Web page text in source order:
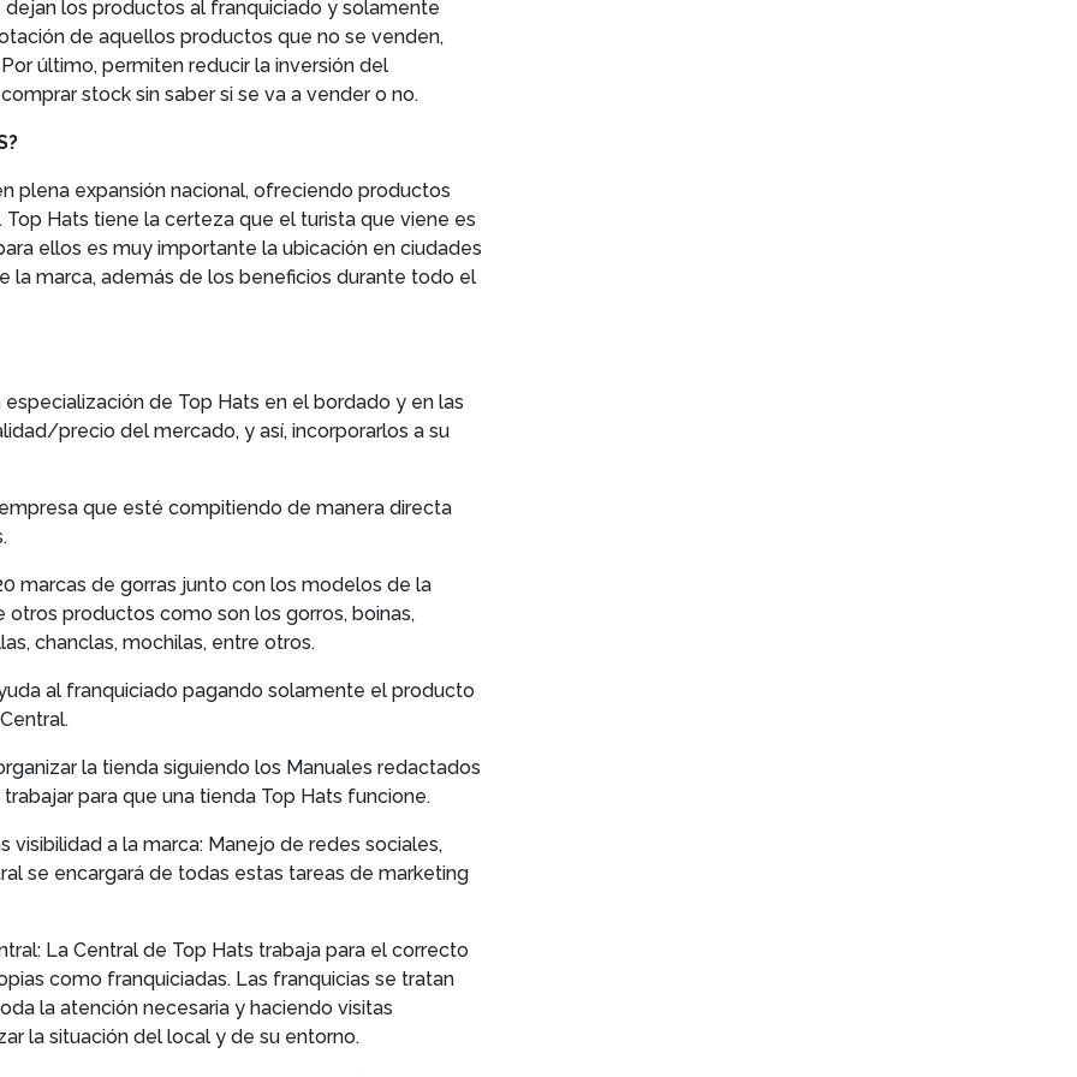
los productos al franquiciado y solamente
de aquellos productos que no se venden,
último, permiten reducir la inversión del
stock sin saber si se va a vender o no.
plena expansión nacional, ofreciendo productos
Hats tiene la certeza que el turista que viene es
ellos es muy importante la ubicación en ciudades
la marca, además de los beneficios durante todo el
de Top Hats en el bordado y en las
precio del mercado, y así, incorporarlos a su
que esté compitiendo de manera directa
marcas de gorras junto con los modelos de la
productos como son los gorros, boinas,
chanclas, mochilas, entre otros.
al franquiciado pagando solamente el producto
la tienda siguiendo los Manuales redactados
para que una tienda Top Hats funcione.
a la marca: Manejo de redes sociales,
se encargará de todas estas tareas de marketing
La Central de Top Hats trabaja para el correcto
como franquiciadas. Las franquicias se tratan
la atención necesaria y haciendo visitas
la situación del local y de su entorno.